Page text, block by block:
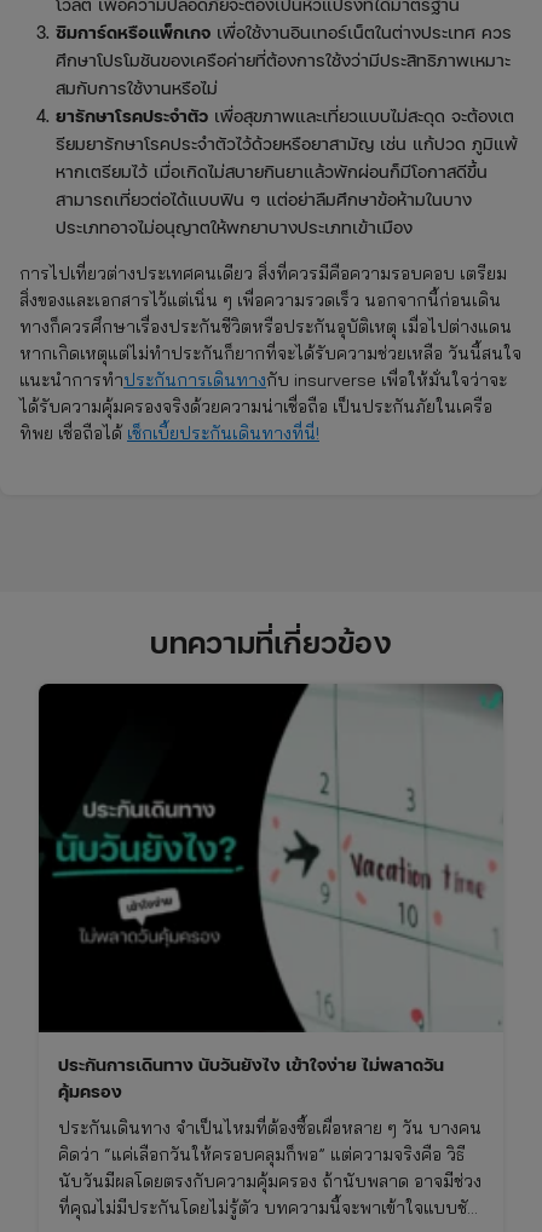
ซิมการ์ดหรือแพ็กเกจ เพื่อใช้งานอินเทอร์เน็ตในต่างประเทศ ควร
ศึกษาโปรโมชันของเครือค่ายที่ต้องการใช้งว่ามีประสิทธิภาพเหมาะ
สมกับการใช้งานหรือไม่
ยารักษาโรคประจำตัว เพื่อสุขภาพและเที่ยวแบบไม่สะดุด จะต้องเต
รียมยารักษาโรคประจำตัวไว้ด้วยหรือยาสามัญ เช่น แก้ปวด ภูมิแพ้
หากเตรียมไว้ เมื่อเกิดไม่สบายกินยาแล้วพักผ่อนก็มีโอกาสดีขึ้น
สามารถเที่ยวต่อได้แบบฟิน ๆ แต่อย่าลืมศึกษาข้อห้ามในบาง
ประเภทอาจไม่อนุญาตให้พกยาบางประเภทเข้าเมือง
การไปเที่ยวต่างประเทศคนเดียว สิ่งที่ควรมีคือความรอบคอบ เตรียม
สิ่งของและเอกสารไว้แต่เนิ่น ๆ เพื่อความรวดเร็ว นอกจากนี้ก่อนเดิน
ทางก็ควรศึกษาเรื่องประกันชีวิตหรือประกันอุบัติเหตุ เมื่อไปต่างแดน
หากเกิดเหตุแต่ไม่ทำประกันก็ยากที่จะได้รับความช่วยเหลือ วันนี้สนใจ
แนะนำการทำประกันการเดินทางกับ insurverse เพื่อให้มั่นใจว่าจะ
ได้รับความคุ้มครองจริงด้วยความน่าเชื่อถือ เป็นประกันภัยในเครือ
ทิพย เชื่อถือได้ เช็กเบี้ยประกันเดินทางที่นี่!
บทความที่เกี่ยวข้อง
ประกันการเดินทาง นับวันยังไง เข้าใจง่าย ไม่พลาดวัน
คุ้มครอง
ประกันเดินทาง จำเป็นไหมที่ต้องซื้อเผื่อหลาย ๆ วัน บางคน
คิดว่า “แค่เลือกวันให้ครอบคลุมก็พอ” แต่ความจริงคือ วิธี
นับวันมีผลโดยตรงกับความคุ้มครอง ถ้านับพลาด อาจมีช่วง
ที่คุณไม่มีประกันโดยไม่รู้ตัว บทความนี้จะพาเข้าใจแบบชัด